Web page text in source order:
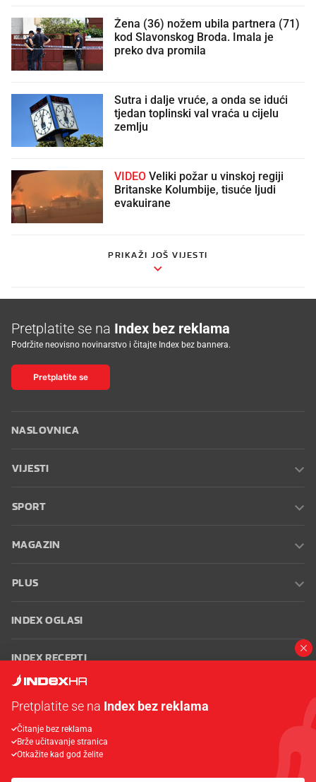
Žena (36) nožem ubila partnera (71)
kod Slavonskog Broda. Imala je
preko dva promila
Sutra i dalje vruće, a onda se idući
tjedan toplinski val vraća u cijelu
zemlju
VIDEO
Britanske Kolumbije, tisuće ljudi
evakuirane
PRIKAŽI JOŠ VIJESTI
Pretplatite se na Index bez reklama
Podržite neovisno novinarstvo i čitajte Index bez bannera.
Pretplatite se
NASLOVNICA
VIJESTI
SPORT
MAGAZIN
PLUS
INDEX OGLASI
INDEX RECEPTI
Oglašavanje Zaposli se na Indexu
korištenja
Postavke kolačića
Pretplatite se na Index bez reklama
Čitanje bez reklama
Brže učitavanje stranica
Otkažite kad god želite